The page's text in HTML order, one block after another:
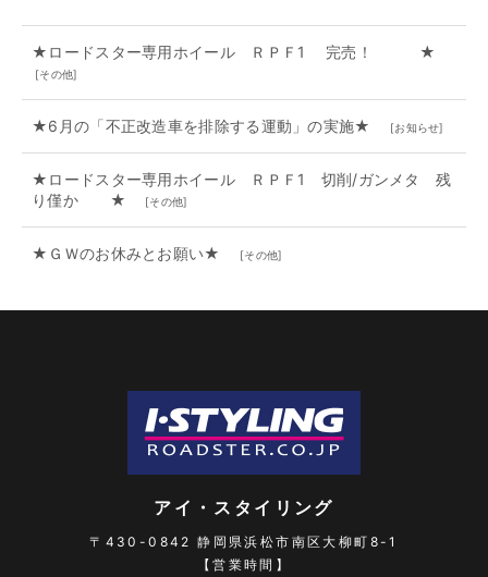
★ロードスター専用ホイール ＲＰＦ1 完売！ ★
[その他]
★6月の「不正改造車を排除する運動」の実施★ [お知らせ]
★ロードスター専用ホイール ＲＰＦ1 切削/ガンメタ 残
り僅か ★
[その他]
★ＧＷのお休みとお願い★ [その他]
アイ・スタイリング
〒430-0842静岡県浜松市南区大柳町8-1
【営業時間】